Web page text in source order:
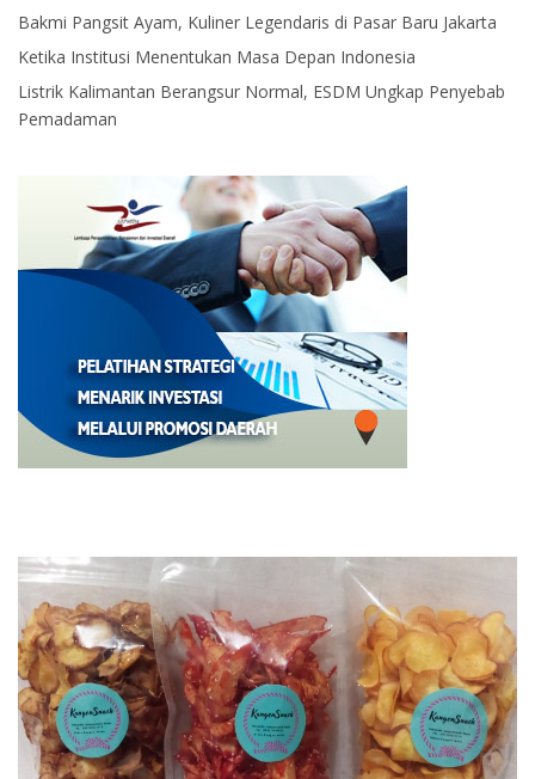
Bakmi Pangsit Ayam, Kuliner Legendaris di Pasar Baru Jakarta
Ketika Institusi Menentukan Masa Depan Indonesia
Listrik Kalimantan Berangsur Normal, ESDM Ungkap Penyebab
Pemadaman